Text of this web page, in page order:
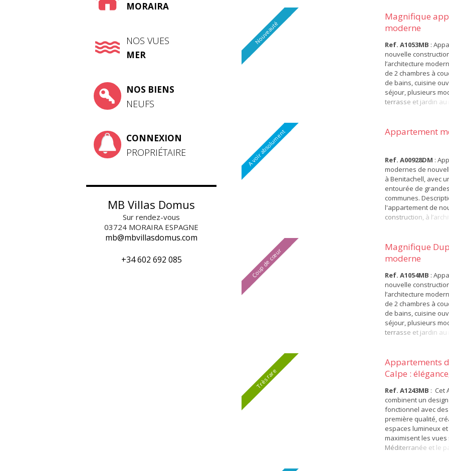
MORAIRA
NOS VUES
MER
NOS BIENS
NEUFS
CONNEXION
PROPRIÉTAIRE
MB Villas Domus
Sur rendez-vous
03724 MORAIRA ESPAGNE
mb@mbvillasdomus.com
+34 602 692 085
comprennent
piscine extérieur
avec cascade, une
chauffée,...
Nouveauté
Magnifique
moderne
Ref. A1053MB :
nouvelle
l’architecture
de 2 chambres à
de bains, cuisine
séjour, plusieurs
terrasse et jardin au
manière à tirer le
l’espace, de la
plus de confort...
A voir absolument Appartement
Ref. A00928DM :
modernes de
à Benitachell, avec
entourée de
communes.
l'appartement de
construction, à
bains1 cuisine
équipée1 salon salle
magnifique
modèles au choix,
au rez-de-cha...
Coup de cœur
Magnifique
moderne
Ref. A1054MB :
nouvelle
l’architecture
de 2 chambres à
de bains, cuisine
séjour, plusieurs
terrasse et jardin au
manière à tirer le
l’espace, de la
Méditerranée et
plus de confort...
Très rare
Appartements
Calpe :
vue...
Ref. A1243MB : Cet
combinent un
fonctionnel avec
première qualité,
espaces lumineux
maximisent les vues
Méditerranée et le